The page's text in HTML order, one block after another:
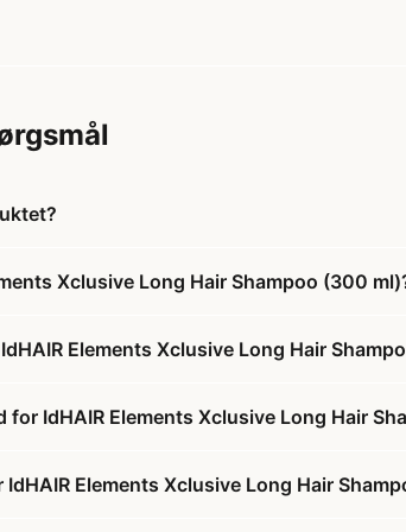
Xclusive Long Hair Shampoo (300
Elements Xclusive Long Hair
for IdHAIR Elements Xclusive Long Hair
Elements Xclusive Long Hair